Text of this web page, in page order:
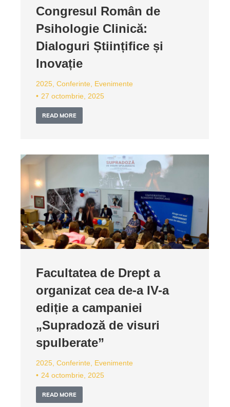
Congresul Român de
Psihologie Clinică:
Dialoguri Științifice și
Inovație
2025 Conferinte Evenimente
27 octombrie, 2025
READ MORE
Facultatea de Drept a
organizat cea de-a IV-a
ediție a campaniei
„Supradoză de visuri
spulberate”
2025 Conferinte Evenimente
24 octombrie, 2025
READ MORE